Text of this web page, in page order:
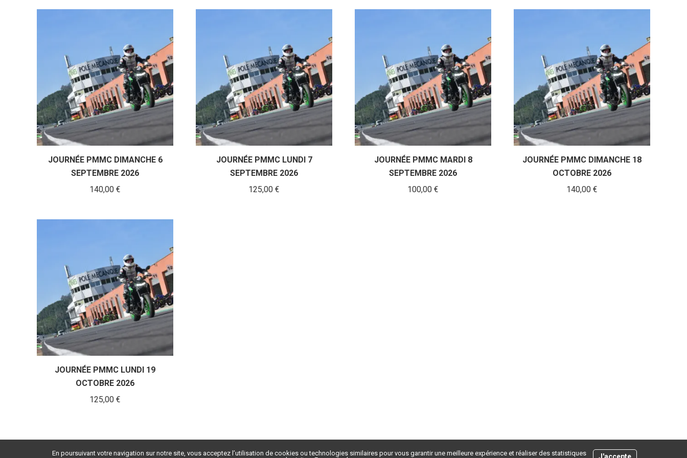
JOURNÉE PMMC DIMANCHE 6
SEPTEMBRE 2026
140,00 €
JOURNÉE PMMC LUNDI 7
SEPTEMBRE 2026
125,00 €
JOURNÉE PMMC MARDI 8
SEPTEMBRE 2026
100,00 €
JOURNÉE PMMC DIMANCHE 18
OCTOBRE 2026
140,00 €
JOURNÉE PMMC LUNDI 19
OCTOBRE 2026
125,00 €
En poursuivant votre navigation sur notre site, vous acceptez l’utilisation de cookies ou technologies similaires pour vous garantir une meilleure expérience et réaliser des statistiques